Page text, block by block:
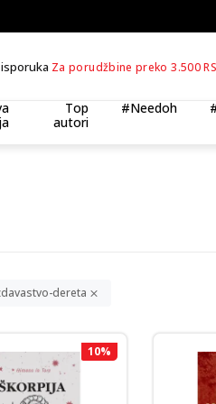
Za porudžbine preko 3.500
Top
autori
#Needoh
dereta
10%